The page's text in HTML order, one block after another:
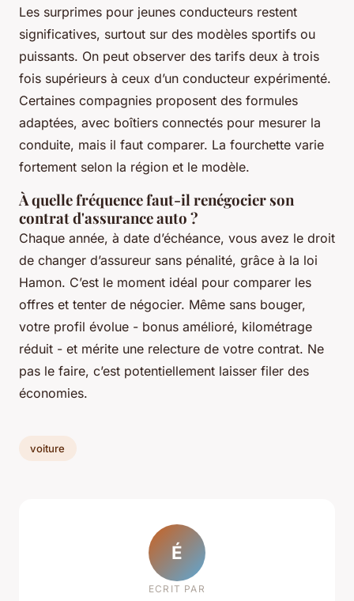
Les surprimes pour jeunes conducteurs restent
significatives, surtout sur des modèles sportifs ou
puissants. On peut observer des tarifs deux à trois
fois supérieurs à ceux d’un conducteur expérimenté.
Certaines compagnies proposent des formules
adaptées, avec boîtiers connectés pour mesurer la
conduite, mais il faut comparer. La fourchette varie
fortement selon la région et le modèle.
À quelle fréquence faut-il renégocier son
contrat d'assurance auto ?
Chaque année, à date d’échéance, vous avez le droit
de changer d’assureur sans pénalité, grâce à la loi
Hamon. C’est le moment idéal pour comparer les
offres et tenter de négocier. Même sans bouger,
votre profil évolue - bonus amélioré, kilométrage
réduit - et mérite une relecture de votre contrat. Ne
pas le faire, c’est potentiellement laisser filer des
économies.
voiture
É
ECRIT PAR